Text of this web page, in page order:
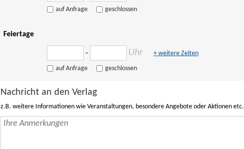
auf Anfrage geschlossen
Feiertage
– Uhr + weitere Zeiten
auf Anfrage geschlossen
Nachricht an den Verlag
z.B. weitere Informationen wie Veranstaltungen, besondere Angebote oder Aktionen etc.